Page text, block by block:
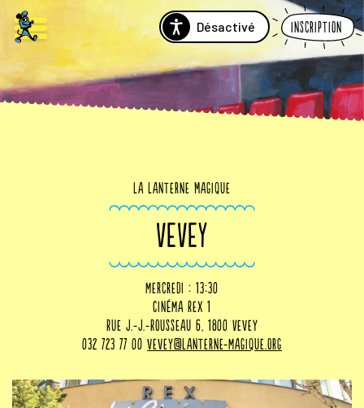
Désactivé Inscription
La Lanterne Magique
VEVEY
mercredi : 13:30
Cinéma Rex 1
Rue J.-J.-Rousseau 6, 1800 Vevey
032 723 77 00 vevey@lanterne-magique.org